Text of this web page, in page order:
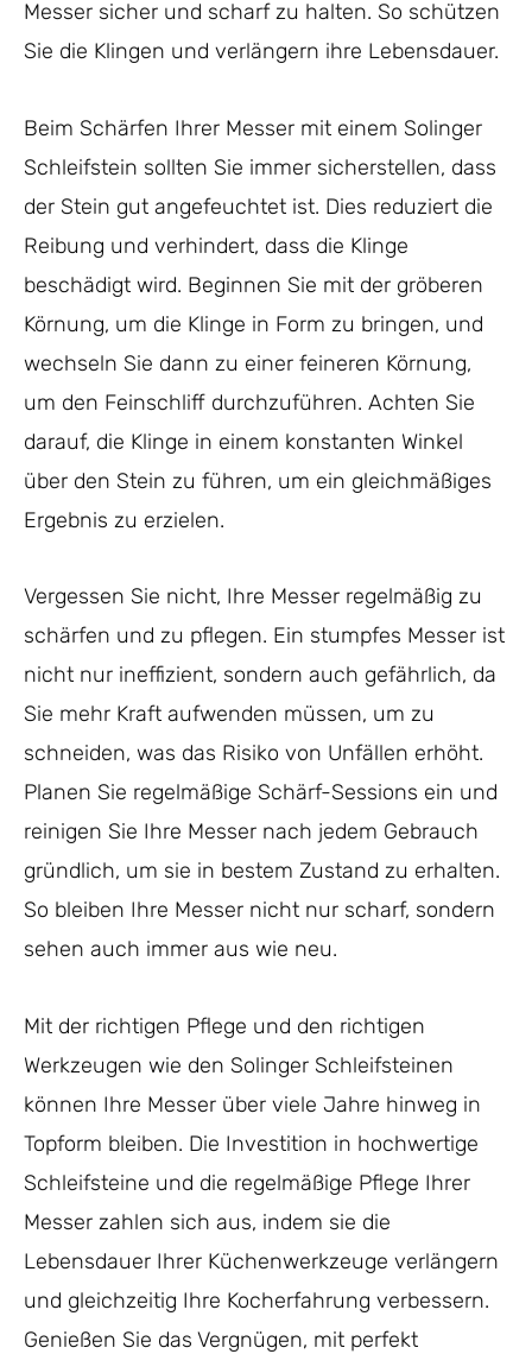
Messer sicher und scharf zu halten. So schützen
Sie die Klingen und verlängern ihre Lebensdauer.
Beim Schärfen Ihrer Messer mit einem Solinger
Schleifstein sollten Sie immer sicherstellen, dass
der Stein gut angefeuchtet ist. Dies reduziert die
Reibung und verhindert, dass die Klinge
beschädigt wird. Beginnen Sie mit der gröberen
Körnung, um die Klinge in Form zu bringen, und
wechseln Sie dann zu einer feineren Körnung,
um den Feinschliff durchzuführen. Achten Sie
darauf, die Klinge in einem konstanten Winkel
über den Stein zu führen, um ein gleichmäßiges
Ergebnis zu erzielen.
Vergessen Sie nicht, Ihre Messer regelmäßig zu
schärfen und zu pflegen. Ein stumpfes Messer ist
nicht nur ineffizient, sondern auch gefährlich, da
Sie mehr Kraft aufwenden müssen, um zu
schneiden, was das Risiko von Unfällen erhöht.
Planen Sie regelmäßige Schärf-Sessions ein und
reinigen Sie Ihre Messer nach jedem Gebrauch
gründlich, um sie in bestem Zustand zu erhalten.
So bleiben Ihre Messer nicht nur scharf, sondern
sehen auch immer aus wie neu.
Mit der richtigen Pflege und den richtigen
Werkzeugen wie den Solinger Schleifsteinen
können Ihre Messer über viele Jahre hinweg in
Topform bleiben. Die Investition in hochwertige
Schleifsteine und die regelmäßige Pflege Ihrer
Messer zahlen sich aus, indem sie die
Lebensdauer Ihrer Küchenwerkzeuge verlängern
und gleichzeitig Ihre Kocherfahrung verbessern.
Genießen Sie das Vergnügen, mit perfekt